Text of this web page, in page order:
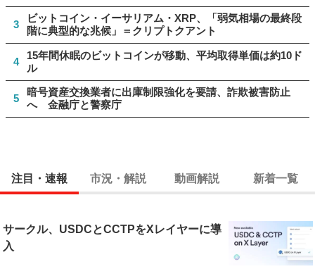
3
ビットコイン・イーサリアム・XRP、「弱気相場の最終段
階に典型的な兆候」＝クリプトクアント
4
15年間休眠のビットコインが移動、平均取得単価は約10ド
ル
5
暗号資産交換業者に出庫制限強化を要請、詐欺被害防止
へ 金融庁と警察庁
注目・速報 市況・解説 動画解説 新着一覧
サークル、USDCとCCTPをXレイヤーに導
入